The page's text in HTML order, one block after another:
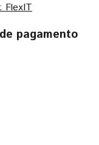
FlexIT
pagamento